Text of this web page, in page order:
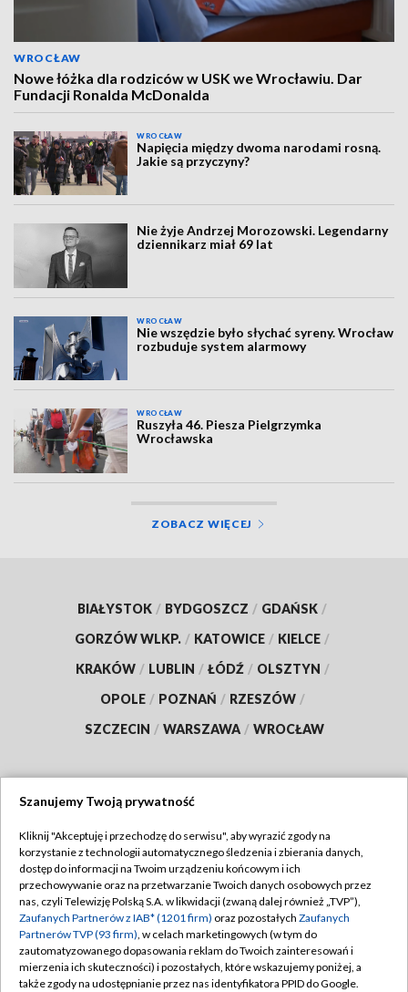
WROCŁAW
Nowe łóżka dla rodziców w USK we Wrocławiu. Dar
Fundacji Ronalda McDonalda
WROCŁAW
Napięcia między dwoma narodami rosną.
Jakie są przyczyny?
Nie żyje Andrzej Morozowski. Legendarny
dziennikarz miał 69 lat
WROCŁAW
Nie wszędzie było słychać syreny. Wrocław
rozbuduje system alarmowy
WROCŁAW
Ruszyła 46. Piesza Pielgrzymka
Wrocławska
ZOBACZ WIĘCEJ
BIAŁYSTOK / BYDGOSZCZ / GDAŃSK /
GORZÓW WLKP. / KATOWICE / KIELCE /
KRAKÓW / LUBLIN / ŁÓDŹ / OLSZTYN /
OPOLE / POZNAŃ / RZESZÓW /
SZCZECIN / WARSZAWA / WROCŁAW
TVP
Abonament TVP
Emisja w TVP
Centrum informacji TVP
Naziemna Telewizja Cyfrowa
Regulamin TVP
Polityka prywatności
Moje zgody
Pomoc
Szanujemy Twoją prywatność
Kliknij "Akceptuję i przechodzę do serwisu", aby wyrazić zgody na
korzystanie z technologii automatycznego śledzenia i zbierania danych,
dostęp do informacji na Twoim urządzeniu końcowym i ich
przechowywanie oraz na przetwarzanie Twoich danych osobowych przez
nas, czyli Telewizję Polską S.A. w likwidacji (zwaną dalej również „TVP”),
Zaufanych Partnerów z IAB* (1201 firm) oraz pozostałych Zaufanych
Partnerów TVP (93 firm), w celach marketingowych (w tym do
zautomatyzowanego dopasowania reklam do Twoich zainteresowań i
mierzenia ich skuteczności) i pozostałych, które wskazujemy poniżej, a
także zgody na udostępnianie przez nas identyfikatora PPID do Google.